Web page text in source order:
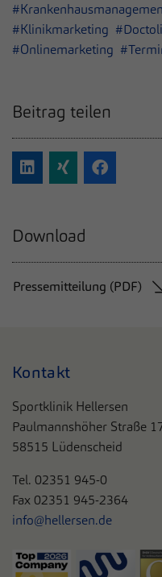
#Klinikmarketing
#Onlinemarketing
Beitrag teilen
Download
Pressemitteilung (PDF)
Kontakt
Sportklinik Hellersen
Paulmannshöher Straße
58515 Lüdenscheid
Tel. 02351 945-0
Fax 02351 945-2364
info@hellersen.de